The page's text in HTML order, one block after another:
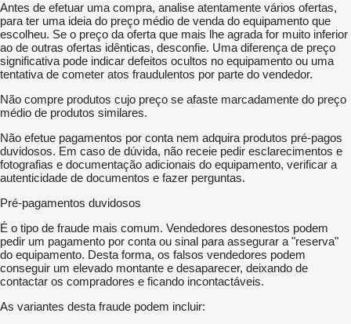
Antes de efetuar uma compra, analise atentamente vários ofertas,
para ter uma ideia do preço médio de venda do equipamento que
escolheu. Se o preço da oferta que mais lhe agrada for muito inferior
ao de outras ofertas idênticas, desconfie. Uma diferença de preço
significativa pode indicar defeitos ocultos no equipamento ou uma
tentativa de cometer atos fraudulentos por parte do vendedor.
Não compre produtos cujo preço se afaste marcadamente do preço
médio de produtos similares.
Não efetue pagamentos por conta nem adquira produtos pré-pagos
duvidosos. Em caso de dúvida, não receie pedir esclarecimentos e
fotografias e documentação adicionais do equipamento, verificar a
autenticidade de documentos e fazer perguntas.
Pré-pagamentos duvidosos
É o tipo de fraude mais comum. Vendedores desonestos podem
pedir um pagamento por conta ou sinal para assegurar a "reserva"
do equipamento. Desta forma, os falsos vendedores podem
conseguir um elevado montante e desaparecer, deixando de
contactar os compradores e ficando incontactáveis.
As variantes desta fraude podem incluir: